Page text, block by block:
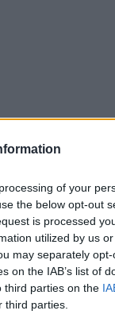
of your
the below opt-out
is processed
utilized by us
may separately
on the IAB’s list of
third parties on the
parties.
ο Hoon
«Θα